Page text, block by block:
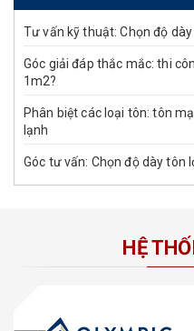
Tư vấn kỹ thuật: Chọn độ
Góc giải đáp thắc mắc: thi
1m2?
Phân biệt các loại tôn: tôn
lạnh
Góc tư vấn: Chọn độ dày tôn
HỆ